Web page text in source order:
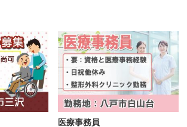
医療事務員